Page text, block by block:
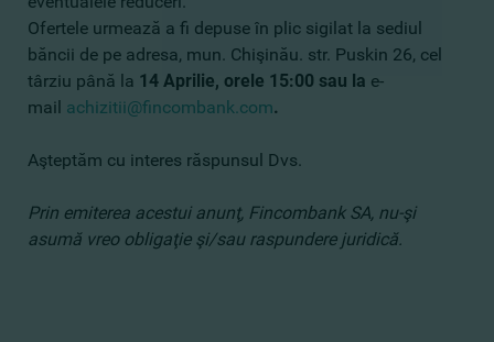
Ofertele urmează a fi depuse în plic sigilat la sediul
băncii de pe adresa, mun. Chişinău. str. Puskin 26, cel
târziu până la 14 Aprilie, orele 15:00 sau la e-
mail achizitii@fincombank.com.
Aşteptăm cu interes răspunsul Dvs.
Prin emiterea acestui anunţ, Fincombank SA, nu-şi
asumă vreo obligaţie şi/sau raspundere juridică.